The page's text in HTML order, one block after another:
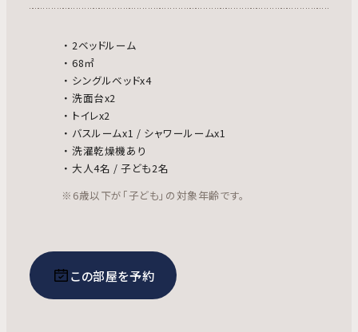
2ベッドルーム
68㎡
シングルベッドx4
洗面台x2
トイレx2
バスルームx1 / シャワールームx1
洗濯乾燥機あり
大人4名 / 子ども2名
※6歳以下が「子ども」の対象年齢です。
この部屋を予約